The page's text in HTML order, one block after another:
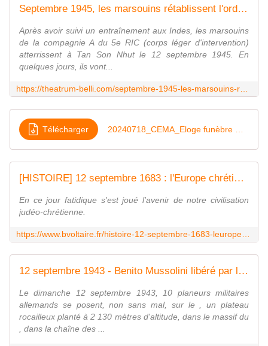
Septembre 1945, les marsouins rétablissent l'ordre et la sécurité à Saigon
Après avoir suivi un entraînement aux Indes, les marsouins
de la compagnie A du 5e RIC (corps léger d'intervention)
atterrissent à Tan Son Nhut le 12 septembre 1945. En
quelques jours, ils vont...
Télécharger
[HISTOIRE] 12 septembre 1683 : l'Europe chrétienne arrête l'invasion ottomane - Boulevard Voltaire
En ce jour fatidique s'est joué l'avenir de notre civilisation
judéo-chrétienne.
12 septembre 1943 - Benito Mussolini libéré par les paras-commandos allemands sur le Gran Sasso
Le dimanche 12 septembre 1943, 10 planeurs militaires
allemands se posent, non sans mal, sur le , un plateau
rocailleux planté à 2 130 mètres d'altitude, dans le massif du
, dans la chaîne des ...